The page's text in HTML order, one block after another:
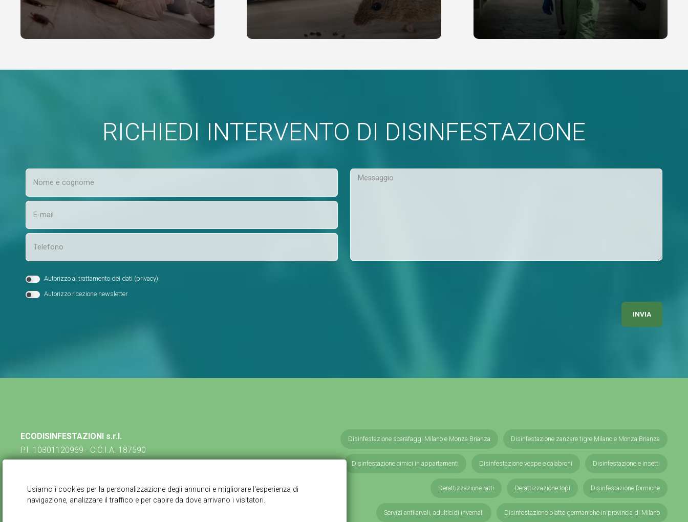
RICHIEDI INTERVENTO DI DISINFESTAZIONE
Autorizzo al trattamento dei dati (privacy)
Autorizzo ricezione newsletter
ECODISINFESTAZIONI s.r.l.
P.I. 10301120969 - C.C.I.A. 187590
Disinfestazione zanzare tigre Milano e Monza Brianza
Disinfestazione scarafaggi Milano e Monza Brianza
Disinfestazione e insetti
Disinfestazione vespe e calabroni
Disinfestazione cimici in appartamenti
Disinfestazione formiche
Derattizzazione topi
Derattizzazione ratti
Disinfestazione blatte germaniche in provincia di Milano
Servizi antilarvali, adulticidi invernali